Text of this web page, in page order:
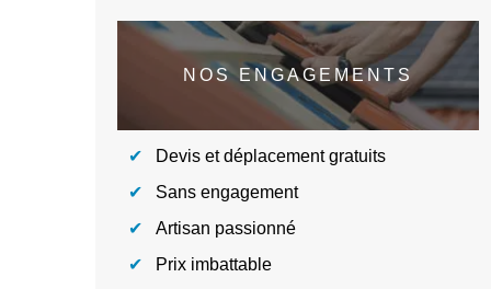
NOS ENGAGEMENTS
Devis et déplacement gratuits
Sans engagement
Artisan passionné
Prix imbattable